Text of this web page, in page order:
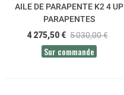
AILE DE PARAPENTE K2 4 UP
PARAPENTES
4 275,50 € 5 030,00 €
Sur commande